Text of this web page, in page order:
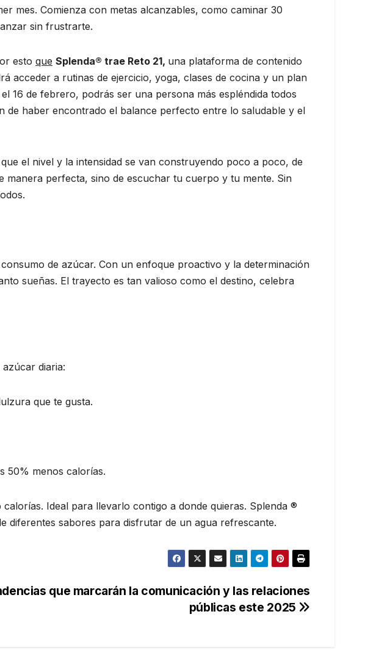
mes. Comienza con metas alcanzables, como caminar 30
sin frustrarte.
esto que Splenda® trae Reto 21, una plataforma de contenido
acceder a rutinas de ejercicio, yoga, clases de cocina y un plan
16 de febrero, podrás ser una persona más espléndida todos
de haber encontrado el balance perfecto entre lo saludable y el
el nivel y la intensidad se van construyendo poco a poco, de
manera perfecta, sino de escuchar tu cuerpo y tu mente. Sin
de azúcar. Con un enfoque proactivo y la determinación
sueñas. El trayecto es tan valioso como el destino, celebra
diaria:
que te gusta.
50% menos calorías.
Ideal para llevarlo contigo a donde quieras. Splenda ®
diferentes sabores para disfrutar de un agua refrescante.
que marcarán la comunicación y las relaciones
públicas este 2025